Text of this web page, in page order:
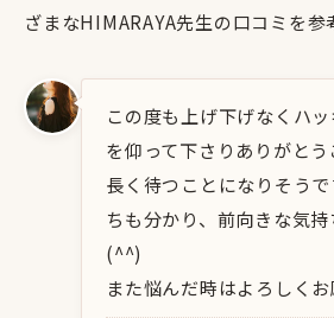
ざまなHIMARAYA先生の口コミを参
この度も上げ下げなくハ
を仰って下さりありがとう
長く待つことになりそう
ちも分かり、前向きな気
(^^)
また悩んだ時はよろしくお